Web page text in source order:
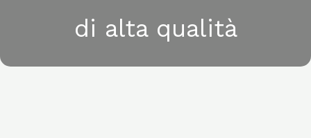
di alta qualità